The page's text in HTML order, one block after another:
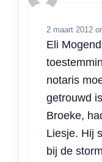
2 maart 2012
Eli
notaris
getrouwd
Broeke,
Liesje. Hij
bij de